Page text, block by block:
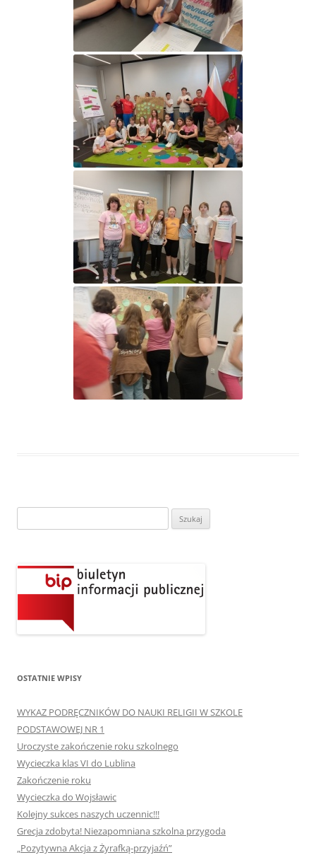
OSTATNIE WPISY
WYKAZ PODRĘCZNIKÓW DO NAUKI RELIGII W SZKOLE
PODSTAWOWEJ NR 1
Uroczyste zakończenie roku szkolnego
Wycieczka klas VI do Lublina
Zakończenie roku
Wycieczka do Wojsławic
Kolejny sukces naszych uczennic!!!
Grecja zdobyta! Niezapomniana szkolna przygoda
„Pozytywna Akcja z Żyrafką-przyjaźń”